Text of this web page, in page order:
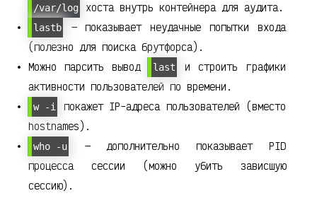
/var/log хоста внутрь контейнера для аудита.
lastb
— показывает неудачные попытки входа
(полезно для поиска брутфорса).
Можно парсить вывод
last
и строить графики
активности пользователей по времени.
w -i
покажет IP-адреса пользователей (вместо
hostnames).
who -u
— дополнительно показывает PID
процесса сессии (можно убить зависшую
сессию).